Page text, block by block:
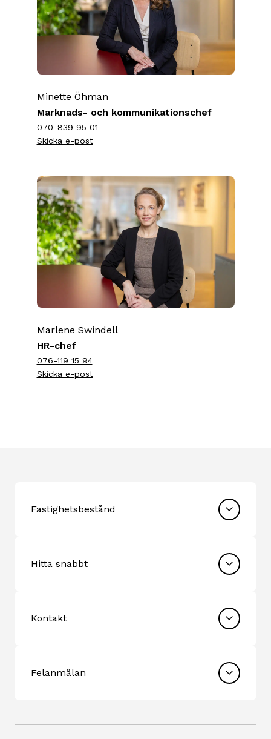
Minette Öhman
Marknads- och kommunikationschef
070-839 95 01
Skicka e-post
Marlene Swindell
HR-chef
076-119 15 94
Skicka e-post
Fastighetsbestånd
Hitta snabbt
Kontakt
Felanmälan